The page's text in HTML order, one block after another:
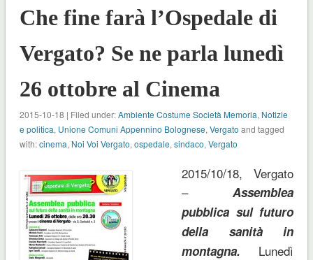
Che fine farà l’Ospedale di
Vergato? Se ne parla lunedì
26 ottobre al Cinema
2015-10-18 | Filed under:Ambiente Costume Società Memoria, Notizie
e politica, Unione Comuni Appennino Bolognese, Vergato and tagged
with:cinema, Noi Voi Vergato, ospedale, sindaco, Vergato
2015/10/18, Vergato
–Assemblea
pubblica sul futuro
della sanità in
montagna. Lunedì